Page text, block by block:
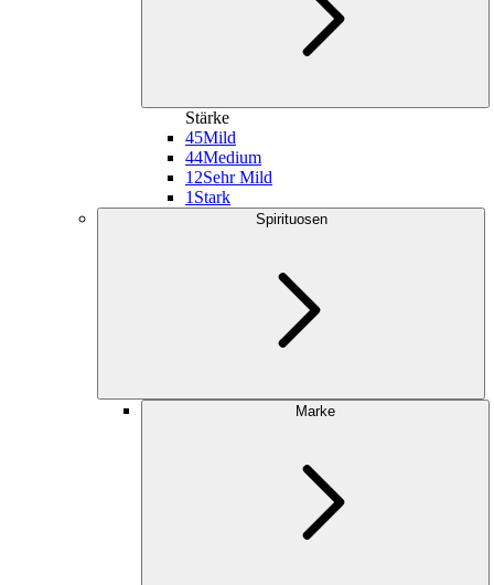
Stärke
45Mild
44Medium
12Sehr Mild
1 Stark
Spirituosen
Marke